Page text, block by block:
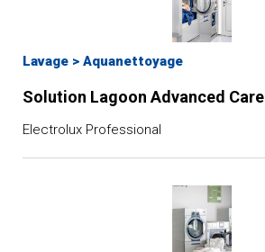
Lavage > Aquanettoyage
Solution Lagoon Advanced Care
Electrolux Professional